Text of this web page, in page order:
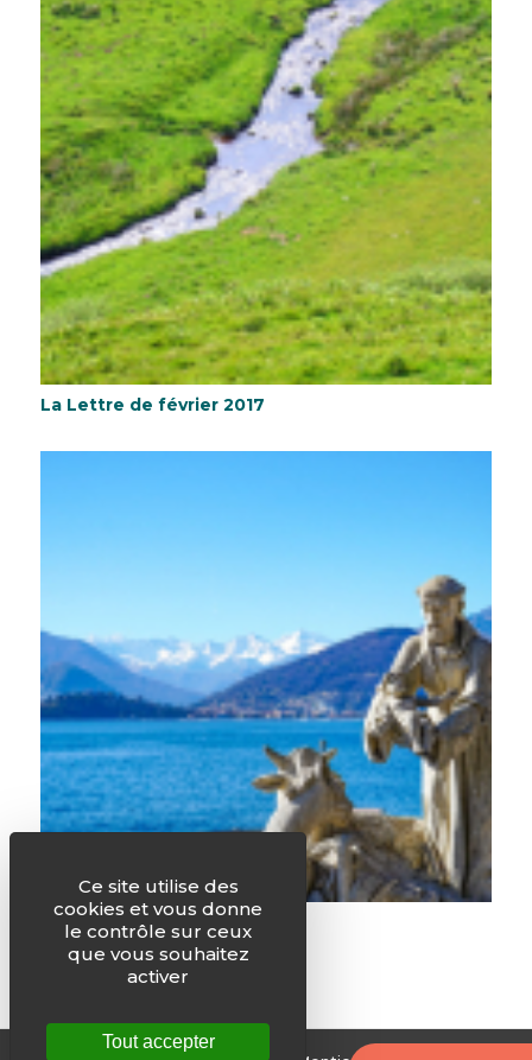
La Lettre de février 2017
La Lettre de mai 2016
Ce site utilise des
cookies et vous donne
le contrôle sur ceux
que vous souhaitez
activer
Tout accepter